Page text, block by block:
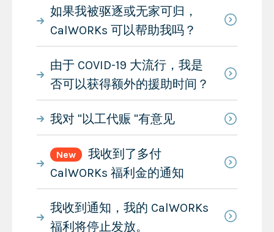
如果我被驱逐或无家可归，
CalWORKs 可以帮助我吗？
由于 COVID-19 大流行，我是
否可以获得额外的援助时间？
我对 "以工代赈 "有意见
New
我收到了多付
CalWORKs 福利金的通知
我收到通知，我的 CalWORKs
福利将停止发放。